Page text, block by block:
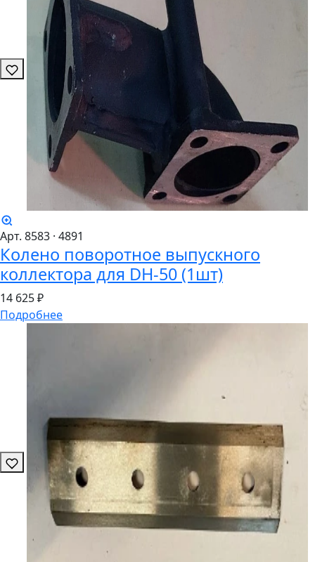
Арт. 8583 · 4891
Колено поворотное выпускного
коллектора для DH-50 (1шт)
14 625 ₽
Подробнее